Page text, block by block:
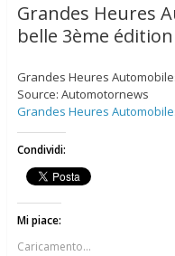
Grandes Heures
belle 3ème
Grandes Heures
Source: Automotornews
Grandes Heures
Condividi:
Mi piace:
Caricamento...